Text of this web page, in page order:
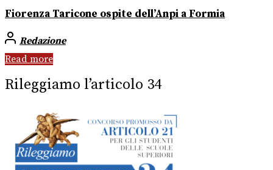
Fiorenza Taricone ospite dell’Anpi a Formia
Redazione
Read more
Rileggiamo l’articolo 34